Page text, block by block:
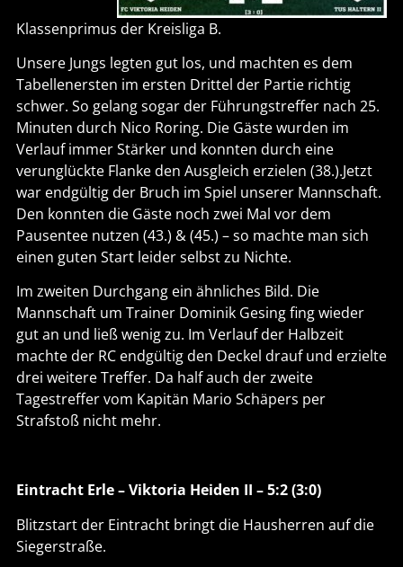
Klassenprimus der Kreisliga B.
Unsere Jungs legten gut los, und machten es dem
Tabellenersten im ersten Drittel der Partie richtig
schwer. So gelang sogar der Führungstreffer nach 25.
Minuten durch Nico Roring. Die Gäste wurden im
Verlauf immer Stärker und konnten durch eine
verunglückte Flanke den Ausgleich erzielen (38.).Jetzt
war endgültig der Bruch im Spiel unserer Mannschaft.
Den konnten die Gäste noch zwei Mal vor dem
Pausentee nutzen (43.) & (45.) – so machte man sich
einen guten Start leider selbst zu Nichte.
Im zweiten Durchgang ein ähnliches Bild. Die
Mannschaft um Trainer Dominik Gesing fing wieder
gut an und ließ wenig zu. Im Verlauf der Halbzeit
machte der RC endgültig den Deckel drauf und erzielte
drei weitere Treffer. Da half auch der zweite
Tagestreffer vom Kapitän Mario Schäpers per
Strafstoß nicht mehr.
Eintracht Erle – Viktoria Heiden II – 5:2 (3:0)
Blitzstart der Eintracht bringt die Hausherren auf die
Siegerstraße.